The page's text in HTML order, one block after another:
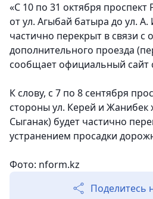
«С 10 по 31 октября проспект
от ул. Агыбай батыра до ул.
частично перекрыт в связи с
дополнительного проезда
сообщает официальный сайт
К слову, с 7 по 8 сентября
стороны ул. Керей и Жанибек
Сыганак) будет частично
устранением просадки
Фото: nform.kz
Поделитесь